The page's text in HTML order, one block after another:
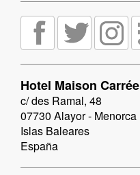
Hotel Maison Carrée
c/ des Ramal, 48
07730 Alayor - Menorca
Islas Baleares
España